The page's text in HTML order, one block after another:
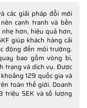
hơn trải nghiệm Khách
TRƯỚC KHI
các giải pháp đổi mới
cạnh tranh và bền
hơn, hiệu quả hơn,
giúp khách hàng cải
động đến môi trường.
bao gồm vòng bi,
trạng và dịch vụ. Được
129 quốc gia và
toàn thế giới. Doanh
triệu SEK và số lượng